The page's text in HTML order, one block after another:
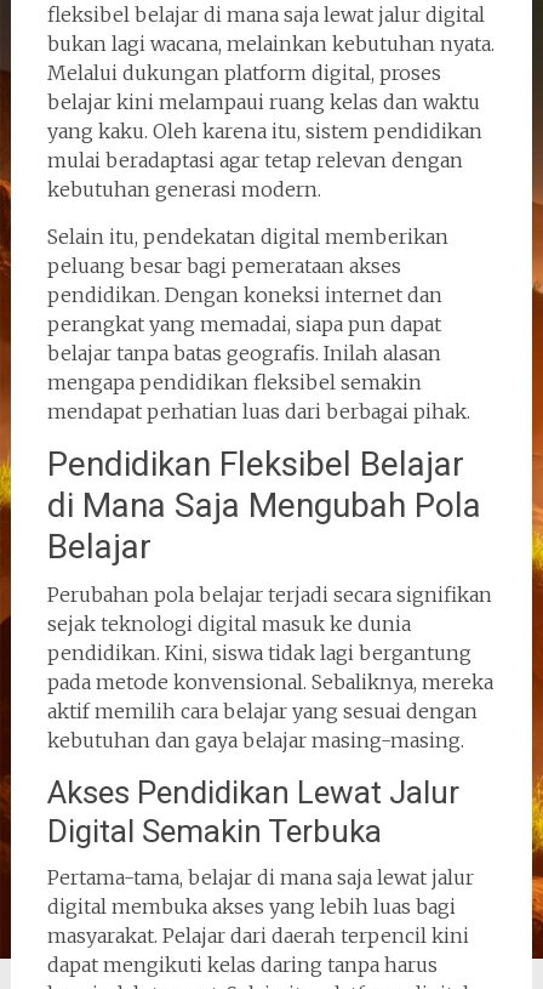
fleksibel belajar di mana saja lewat jalur digital
bukan lagi wacana, melainkan kebutuhan nyata.
Melalui dukungan platform digital, proses
belajar kini melampaui ruang kelas dan waktu
yang kaku. Oleh karena itu, sistem pendidikan
mulai beradaptasi agar tetap relevan dengan
kebutuhan generasi modern.
Selain itu, pendekatan digital memberikan
peluang besar bagi pemerataan akses
pendidikan. Dengan koneksi internet dan
perangkat yang memadai, siapa pun dapat
belajar tanpa batas geografis. Inilah alasan
mengapa pendidikan fleksibel semakin
mendapat perhatian luas dari berbagai pihak.
Pendidikan Fleksibel Belajar
di Mana Saja Mengubah Pola
Belajar
Perubahan pola belajar terjadi secara signifikan
sejak teknologi digital masuk ke dunia
pendidikan. Kini, siswa tidak lagi bergantung
pada metode konvensional. Sebaliknya, mereka
aktif memilih cara belajar yang sesuai dengan
kebutuhan dan gaya belajar masing-masing.
Akses Pendidikan Lewat Jalur
Digital Semakin Terbuka
Pertama-tama, belajar di mana saja lewat jalur
digital membuka akses yang lebih luas bagi
masyarakat. Pelajar dari daerah terpencil kini
dapat mengikuti kelas daring tanpa harus